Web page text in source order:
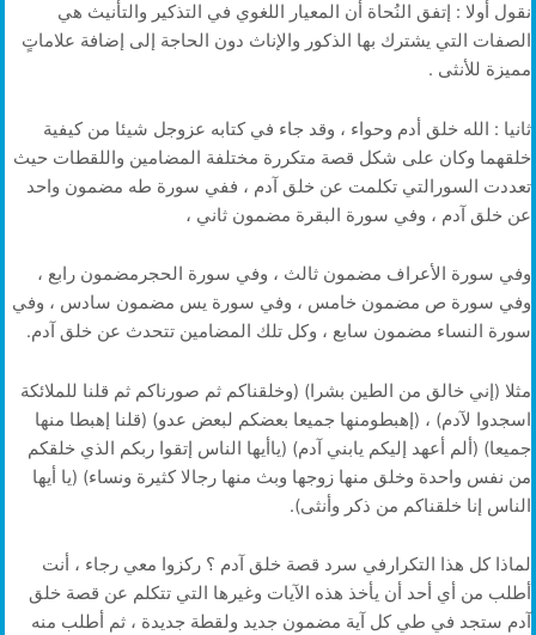
نقول أولا : إتفق النُحاة أن المعيار اللغوي في التذكير والتأنيث هي
الصفات التي يشترك بها الذكور والإناث دون الحاجة إلى إضافة علاماتٍ
مميزة للأنثى .
ثانيا : الله خلق أدم وحواء ، وقد جاء في كتابه عزوجل شيئا من كيفية
خلقهما وكان على شكل قصة متكررة مختلفة المضامين واللقطات حيث
تعددت السورالتي تكلمت عن خلق آدم ، ففي سورة طه مضمون واحد
عن خلق آدم ، وفي سورة البقرة مضمون ثاني ،
وفي سورة الأعراف مضمون ثالث ، وفي سورة الحجرمضمون رابع ،
وفي سورة ص مضمون خامس ، وفي سورة يس مضمون سادس ، وفي
سورة النساء مضمون سابع ، وكل تلك المضامين تتحدث عن خلق آدم.
مثلا (إني خالق من الطين بشرا) (وخلقناكم ثم صورناكم ثم قلنا للملائكة
اسجدوا لآدم) ، (إهبطومنها جميعا بعضكم لبعض عدو) (قلنا إهبطا منها
جميعا) (ألم أعهد إليكم يابني آدم) (ياأيها الناس إتقوا ربكم الذي خلقكم
من نفس واحدة وخلق منها زوجها وبث منها رجالا كثيرة ونساء) (يا أيها
الناس إنا خلقناكم من ذكر وأنثى).
لماذا كل هذا التكرارفي سرد قصة خلق آدم ؟ ركزوا معي رجاء ، أنت
أطلب من أي أحد أن يأخذ هذه الآيات وغيرها التي تتكلم عن قصة خلق
آدم ستجد في طي كل آية مضمون جديد ولقطة جديدة ، ثم أطلب منه